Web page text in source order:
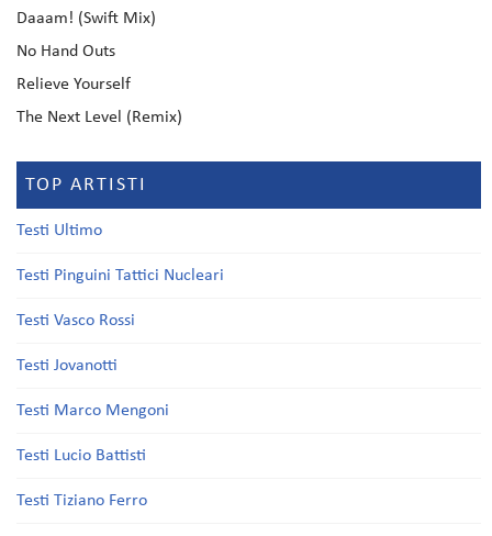
Daaam! (Swift Mix)
No Hand Outs
Relieve Yourself
The Next Level (Remix)
TOP ARTISTI
Testi Ultimo
Testi Pinguini Tattici Nucleari
Testi Vasco Rossi
Testi Jovanotti
Testi Marco Mengoni
Testi Lucio Battisti
Testi Tiziano Ferro